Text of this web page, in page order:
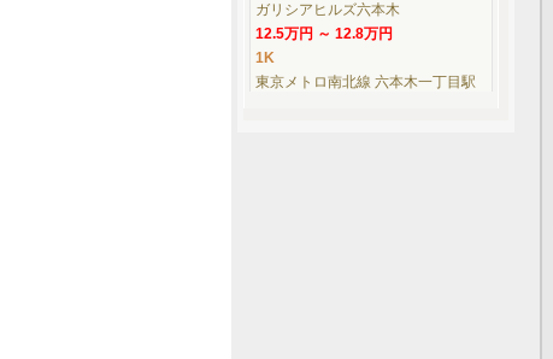
ガリシアヒルズ六本木
12.5万円 ～ 12.8万円
1K
東京メトロ南北線 六本木一丁目駅